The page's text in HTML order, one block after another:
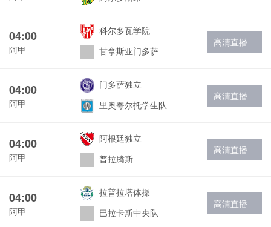
04:00
阿甲
科尔多瓦学院
甘拿斯亚门多萨
高清直播
04:00
阿甲
门多萨独立
里奥夸尔托学生队
高清直播
04:00
阿甲
阿根廷独立
普拉腾斯
高清直播
04:00
阿甲
拉普拉塔体操
巴拉卡斯中央队
高清直播